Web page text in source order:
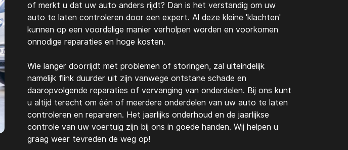
of merkt u dat uw auto anders rijdt? Dan is het verstandig om uw
auto te laten controleren door een expert. Al deze kleine 'klachten'
kunnen op een voordelige manier verholpen worden en voorkomen
onnodige reparaties en hoge kosten.
Wie langer doorrijdt met problemen of storingen, zal uiteindelijk
namelijk flink duurder uit zijn vanwege ontstane schade en
daaropvolgende reparaties of vervanging van onderdelen. Bij ons kunt
u altijd terecht om één of meerdere onderdelen van uw auto te laten
controleren en repareren. Het jaarlijks onderhoud en de jaarlijkse
controle van uw voertuig zijn bij ons in goede handen. Wij helpen u
graag weer tevreden de weg op!